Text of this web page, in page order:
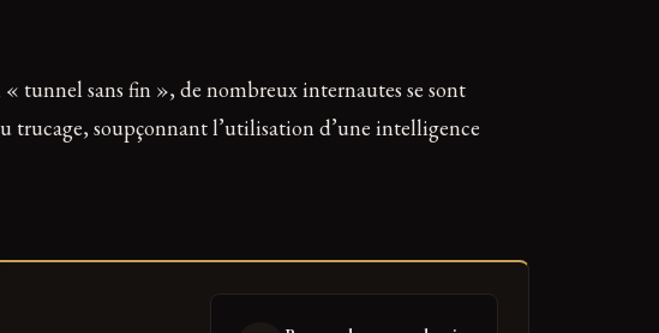
tunnel sans fin », de nombreux internautes se sont
trucage, soupçonnant l’utilisation d’une intelligence